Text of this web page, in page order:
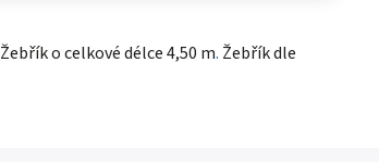
Žebřík o celkové délce 4,50 m. Žebřík dle